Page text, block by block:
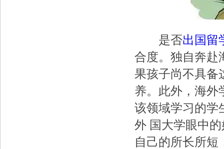
是否出国留
合度。独自奔赴
果孩子尚不具备
养。此外，海外
该领域学习的学
外 国大学眼中
自己的所长所短